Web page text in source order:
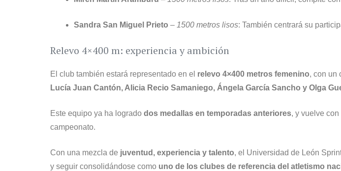
Sandra San Miguel Prieto – 1500 metros lisos: También centrará su
Relevo 4×400 m: experiencia y ambición
El club también estará representado en el relevo 4×400 metros femenino, con un
Lucía Juan Cantón, Alicia Recio Samaniego, Ángela García Sancho y Olga
Este equipo ya ha logrado dos medallas en temporadas anteriores, y vuelve
campeonato.
Con una mezcla de juventud, experiencia y talento, el Universidad de León
y seguir consolidándose como uno de los clubes de referencia del atletismo